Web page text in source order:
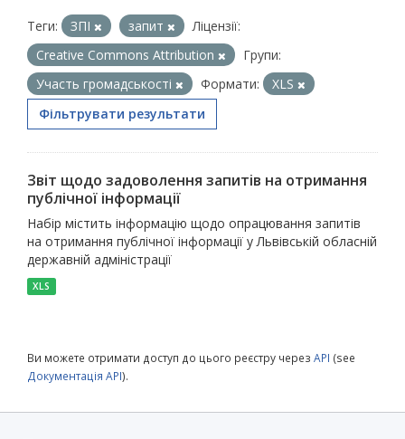
Теги: ЗПІ запит
Ліцензії:
Creative Commons Attribution
Групи:
Участь громадськості
Формати:
XLS
Фільтрувати результати
Звіт щодо задоволення запитів на отримання
публічної інформації
Набір містить інформацію щодо опрацювання запитів
на отримання публічної інформації у Львівській обласній
державній адміністрації
XLS
Ви можете отримати доступ до цього реєстру через API (see
Документація API).